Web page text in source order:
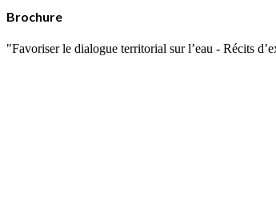
Brochure
"Favoriser le dialogue territorial sur l’eau - Récits